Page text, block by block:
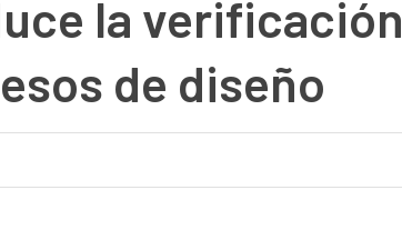
la verificación
de diseño